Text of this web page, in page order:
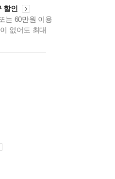
할인
는 60만원 이용
없어도 최대